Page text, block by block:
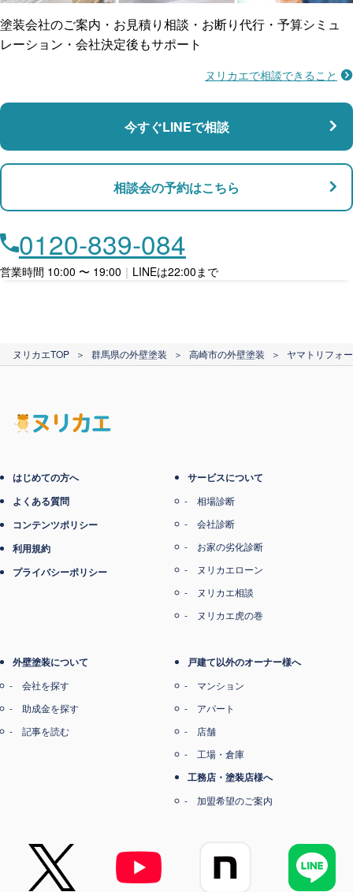
支払い対応
ローン利用
カード支払い
マンション・アパート対応
店舗・事務所対応
塗装会社のご案内・お見積り相談・お断り代行・予算シミュ
レーション・会社決定後もサポート
ヌリカエで相談できること
今すぐLINEで相談
相談会の予約はこちら
0120-839-084
営業時間 10:00 〜 19:00 ｜ LINEは22:00まで
ヌリカエTOP ＞ 群馬県の外壁塗装 ＞ 高崎市の外壁塗装 ＞ ヤマトリフォ
はじめての方へ
よくある質問
コンテンツポリシー
利用規約
プライバシーポリシー
サービスについて
相場診断
会社診断
お家の劣化診断
ヌリカエローン
ヌリカエ相談
ヌリカエ虎の巻
外壁塗装について
会社を探す
助成金を探す
記事を読む
戸建て以外のオーナー様へ
マンション
アパート
店舗
工場・倉庫
工務店・塗装店様へ
加盟希望のご案内